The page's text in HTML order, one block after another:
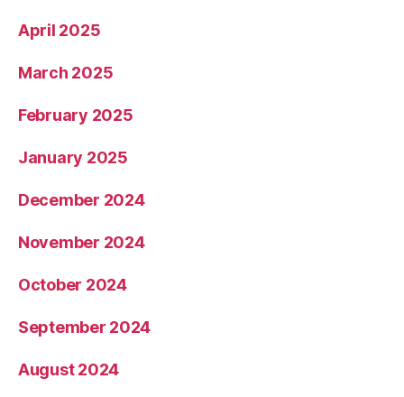
April 2025
March 2025
February 2025
January 2025
December 2024
November 2024
October 2024
September 2024
August 2024